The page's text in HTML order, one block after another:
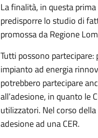
La finalità, in questa
predisporre lo studio di
promossa da Regione
Tutti possono
impianto ad energia
potrebbero partecipare
all’adesione, in quanto le
utilizzatori. Nel corso
adesione ad una CER.